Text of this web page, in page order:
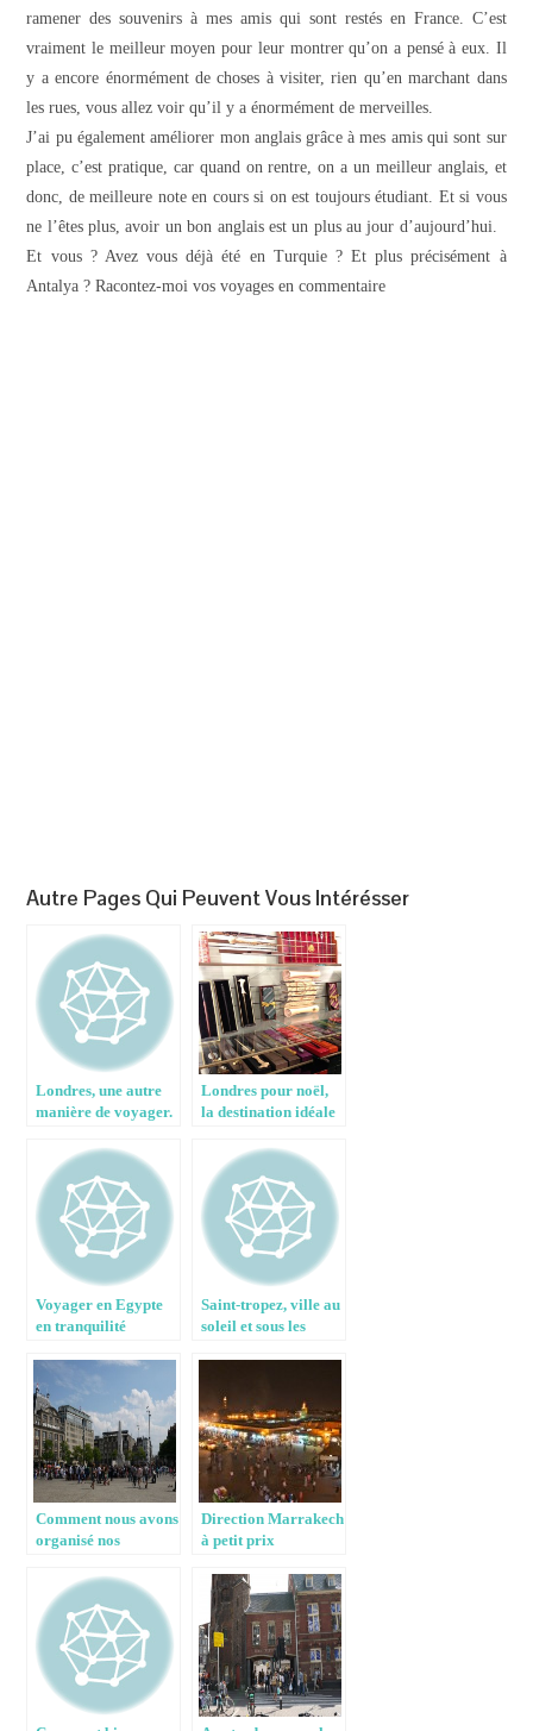
ramener des souvenirs à mes amis qui sont restés en France. C’est
vraiment le meilleur moyen pour leur montrer qu’on a pensé à eux. Il
y a encore énormément de choses à visiter, rien qu’en marchant dans
les rues, vous allez voir qu’il y a énormément de merveilles.
J’ai pu également améliorer mon anglais grâce à mes amis qui sont sur
place, c’est pratique, car quand on rentre, on a un meilleur anglais, et
donc, de meilleure note en cours si on est toujours étudiant. Et si vous
ne l’êtes plus, avoir un bon anglais est un plus au jour d’aujourd’hui.
Et vous ? Avez vous déjà été en Turquie ? Et plus précisément à
Antalya ? Racontez-moi vos voyages en commentaire
Autre Pages Qui Peuvent Vous Intérésser
Londres, une autre
manière de voyager.
Londres pour noël,
la destination idéale
Voyager en Egypte
en tranquilité
Saint-tropez, ville au
soleil et sous les
Comment nous avons
organisé nos
trop cher
Direction Marrakech
à petit prix